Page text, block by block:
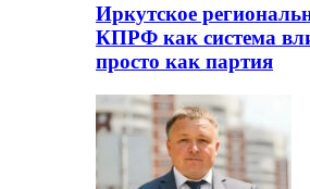
Иркутское
КПРФ как система
просто как партия